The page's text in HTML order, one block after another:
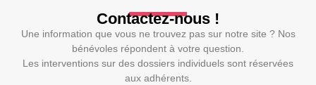
Contactez-nous !
Une information que vous ne trouvez pas sur notre site ? Nos
bénévoles répondent à votre question.
Les interventions sur des dossiers individuels sont réservées
aux adhérents.